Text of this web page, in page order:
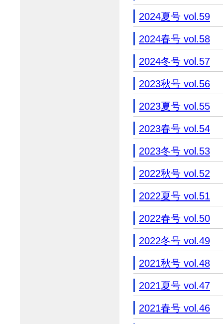
2024夏号 vol.59
2024春号 vol.58
2024冬号 vol.57
2023秋号 vol.56
2023夏号 vol.55
2023春号 vol.54
2023冬号 vol.53
2022秋号 vol.52
2022夏号 vol.51
2022春号 vol.50
2022冬号 vol.49
2021秋号 vol.48
2021夏号 vol.47
2021春号 vol.46